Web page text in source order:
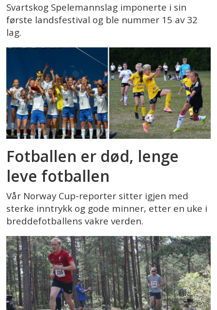
Svartskog Spelemannslag imponerte i sin
første landsfestival og ble nummer 15 av 32
lag.
Fotballen er død, lenge
leve fotballen
Vår Norway Cup-reporter sitter igjen med
sterke inntrykk og gode minner, etter en uke i
breddefotballens vakre verden.